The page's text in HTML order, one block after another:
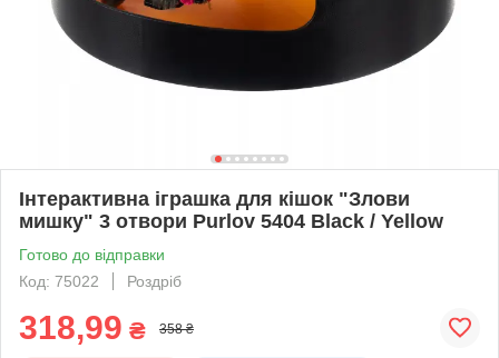
Інтерактивна іграшка для кішок "Злови
мишку" 3 отвори Purlov 5404 Black / Yellow
Готово до відправки
Код: 75022
Роздріб
318,99 ₴ 358 ₴